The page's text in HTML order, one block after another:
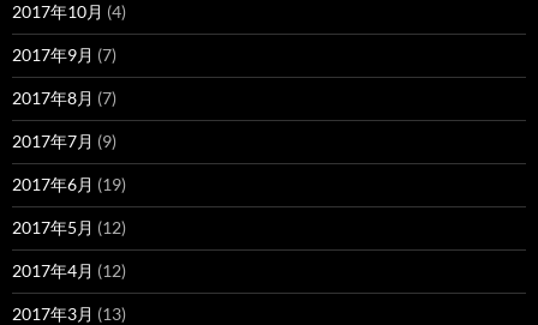
2017年10月 (4)
2017年9月 (7)
2017年8月 (7)
2017年7月 (9)
2017年6月 (19)
2017年5月 (12)
2017年4月 (12)
2017年3月 (13)